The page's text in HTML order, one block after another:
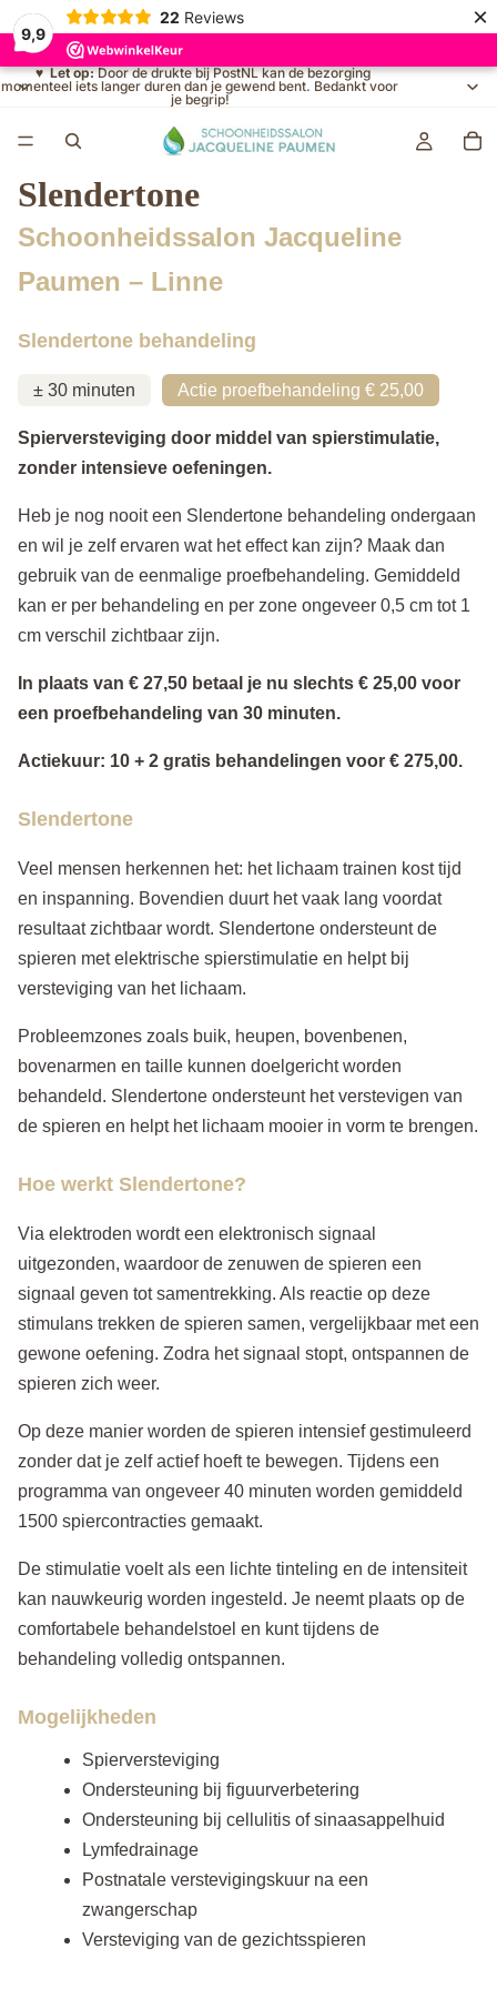
9,9
22 Reviews ×
♥Let op:Door de drukte bij PostNL kan de bezorging
momenteel iets langer duren dan je gewend bent. Bedankt voor
je begrip!
Slendertone
Schoonheidssalon Jacqueline
Paumen – Linne
Slendertone behandeling
± 30 minuten Actie proefbehandeling € 25,00
Spierversteviging door middel van spierstimulatie,
zonder intensieve oefeningen.
Heb je nog nooit een Slendertone behandeling ondergaan
en wil je zelf ervaren wat het effect kan zijn? Maak dan
gebruik van de eenmalige proefbehandeling. Gemiddeld
kan er per behandeling en per zone ongeveer 0,5 cm tot 1
cm verschil zichtbaar zijn.
In plaats van € 27,50 betaal je nu slechts € 25,00 voor
een proefbehandeling van 30 minuten.
Actiekuur: 10 + 2 gratis behandelingen voor € 275,00.
Slendertone
Veel mensen herkennen het: het lichaam trainen kost tijd
en inspanning. Bovendien duurt het vaak lang voordat
resultaat zichtbaar wordt. Slendertone ondersteunt de
spieren met elektrische spierstimulatie en helpt bij
versteviging van het lichaam.
Probleemzones zoals buik, heupen, bovenbenen,
bovenarmen en taille kunnen doelgericht worden
behandeld. Slendertone ondersteunt het verstevigen van
de spieren en helpt het lichaam mooier in vorm te brengen.
Hoe werkt Slendertone?
Via elektroden wordt een elektronisch signaal
uitgezonden, waardoor de zenuwen de spieren een
signaal geven tot samentrekking. Als reactie op deze
stimulans trekken de spieren samen, vergelijkbaar met een
gewone oefening. Zodra het signaal stopt, ontspannen de
spieren zich weer.
Op deze manier worden de spieren intensief gestimuleerd
zonder dat je zelf actief hoeft te bewegen. Tijdens een
programma van ongeveer 40 minuten worden gemiddeld
1500 spiercontracties gemaakt.
De stimulatie voelt als een lichte tinteling en de intensiteit
kan nauwkeurig worden ingesteld. Je neemt plaats op de
comfortabele behandelstoel en kunt tijdens de
behandeling volledig ontspannen.
Mogelijkheden
Spierversteviging
Ondersteuning bij figuurverbetering
Ondersteuning bij cellulitis of sinaasappelhuid
Lymfedrainage
Postnatale verstevigingskuur na een
zwangerschap
Versteviging van de gezichtsspieren